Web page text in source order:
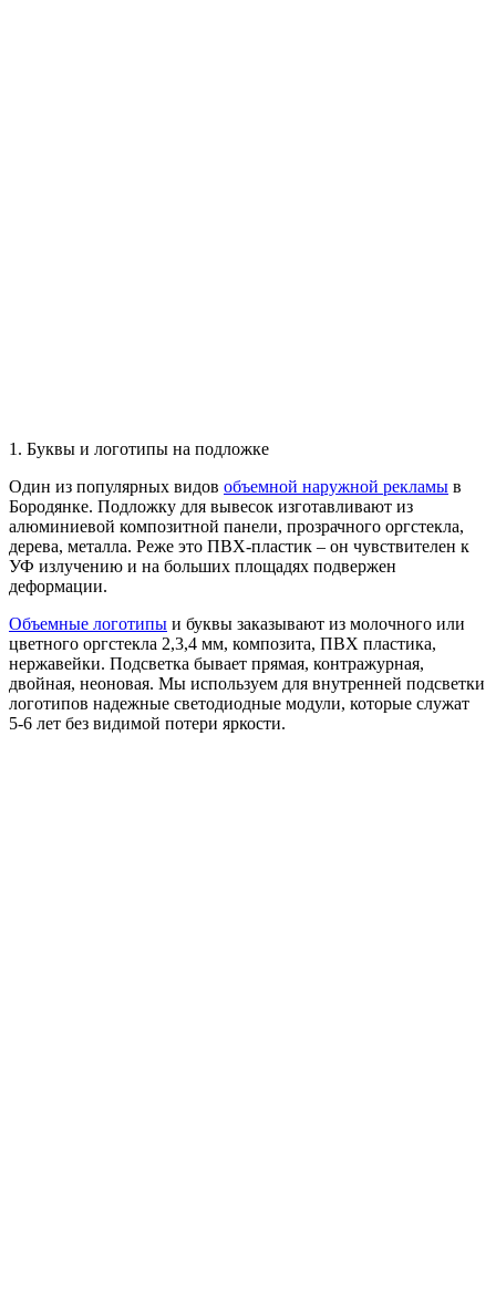
1. Буквы и логотипы на подложке
Один из популярных видов объемной наружной рекламы в
Бородянке. Подложку для вывесок изготавливают из
алюминиевой композитной панели, прозрачного оргстекла,
дерева, металла. Реже это ПВХ-пластик – он чувствителен к
УФ излучению и на больших площадях подвержен
деформации.
Объемные логотипы и буквы заказывают из молочного или
цветного оргстекла 2,3,4 мм, композита, ПВХ пластика,
нержавейки. Подсветка бывает прямая, контражурная,
двойная, неоновая. Мы используем для внутренней подсветки
логотипов надежные светодиодные модули, которые служат
5-6 лет без видимой потери яркости.